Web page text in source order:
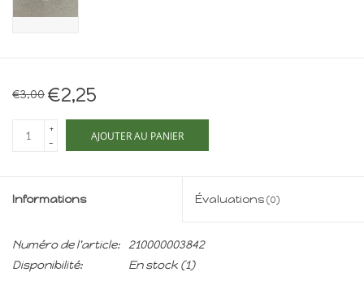
€3,00 €2,25
+
-
AJOUTER AU PANIER
Informations Évaluations (0)
Numéro de l'article: 210000003842
Disponibilité:
En stock (1)